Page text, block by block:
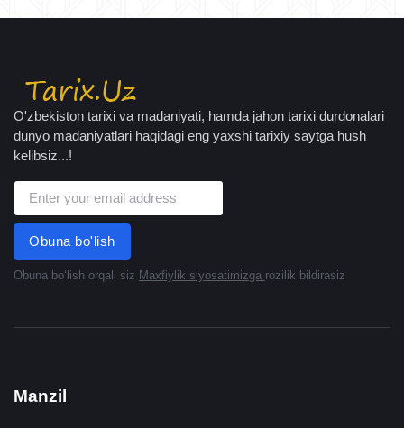
O'zbekiston tarixi va madaniyati, hamda jahon tarixi durdonalari
dunyo madaniyatlari haqidagi eng yaxshi tarixiy saytga hush
kelibsiz...!
Obuna bo'lish
Obuna boʻlish orqali siz Maxfiylik siyosatimizga rozilik bildirasiz
Manzil